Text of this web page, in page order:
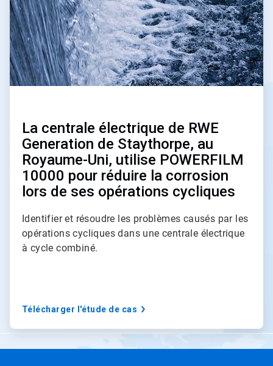
l
T
i
l
e
5
d
La centrale électrique de RWE
Generation de Staythorpe, au
Royaume-Uni, utilise POWERFILM
10000 pour réduire la corrosion
lors de ses opérations cycliques
Identifier et résoudre les problèmes causés par les
opérations cycliques dans une centrale électrique
à cycle combiné.
Télécharger l'étude de cas